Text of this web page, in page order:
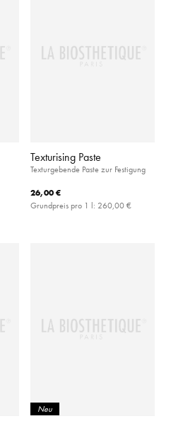
Texturising Paste
Texturgebende Paste zur Festigung
26,00 €
Grundpreis pro 1 l: 260,00 €
Neu